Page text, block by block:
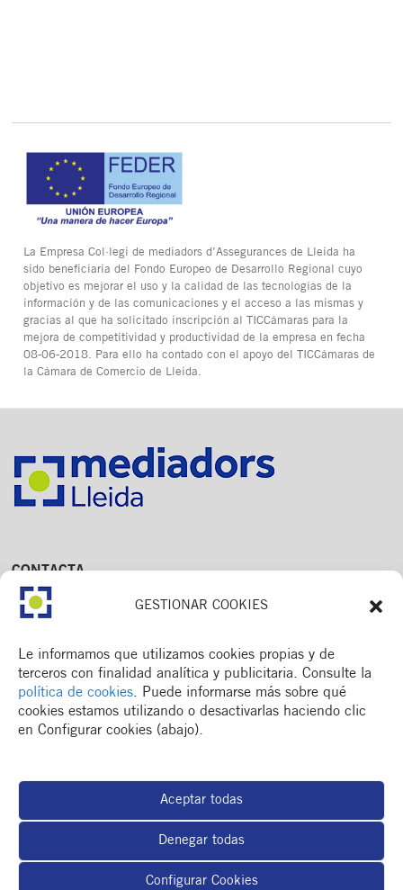
GESTIONAR COOKIES
Le informamos que utilizamos cookies propias y de
terceros con finalidad analítica y publicitaria. Consulte la
política de cookies. Puede informarse más sobre qué
cookies estamos utilizando o desactivarlas haciendo clic
en Configurar cookies (abajo).
Aceptar todas
Denegar todas
Configurar Cookies
La Empresa Col·legi de mediadors d’Assegurances de Lleida ha
sido beneficiaria del Fondo Europeo de Desarrollo Regional cuyo
objetivo es mejorar el uso y la calidad de las tecnologías de la
información y de las comunicaciones y el acceso a las mismas y
gracias al que ha solicitado inscripción al TICCámaras para la
mejora de competitividad y productividad de la empresa en fecha
08-06-2018. Para ello ha contado con el apoyo del TICCámaras de
la Cámara de Comercio de Lleida.
CONTACTA
Av. Dr. Fleming, 15,
2n. 1a
T. 973 245 133
M. 672 018 236
Colegio
Actualidad
BOLSA DE TRABAJO